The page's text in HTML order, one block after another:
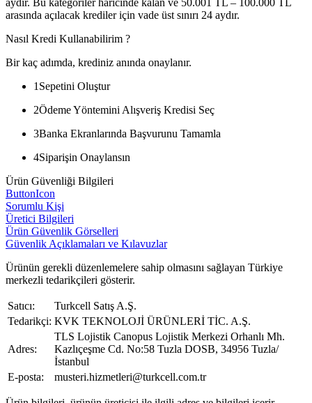
aydır. Bu kategoriler haricinde kalan ve 50.001 TL – 100.000 TL
arasında açılacak krediler için vade üst sınırı 24 aydır.
Nasıl Kredi Kullanabilirim ?
Bir kaç adımda, krediniz anında onaylanır.
1 Sepetini Oluştur
2Ödeme Yöntemini Alışveriş Kredisi Seç
3Banka Ekranlarında Başvurunu Tamamla
4Siparişin Onaylansın
Ürün Güvenliği Bilgileri
ButtonIcon
Sorumlu Kişi
Üretici Bilgileri
Ürün Güvenlik Görselleri
Güvenlik Açıklamaları ve Kılavuzlar
Ürünün gerekli düzenlemelere sahip olmasını sağlayan Türkiye
merkezli tedarikçileri gösterir.
Satıcı:
Turkcell Satış A.Ş.
Tedarikçi: KVK TEKNOLOJİ ÜRÜNLERİ TİC. A.Ş.
Adres:
TLS Lojistik Canopus Lojistik Merkezi Orhanlı Mh.
Kazlıçeşme Cd. No:58 Tuzla DOSB, 34956 Tuzla/
İstanbul
E-posta:
musteri.hizmetleri@turkcell.com.tr